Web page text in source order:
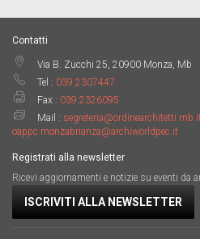
Contatti
Via B. Zucchi 25, 20900 Monza, Mb
Tel : 039.2307447
Fax : 039.2326095
Mail :
oappc.monzabrianza@archiworldpec.it
Registrati alla newsletter
Ricevi aggiornamenti e notizie su eventi da
ISCRIVITI ALLA NEWSLETTER